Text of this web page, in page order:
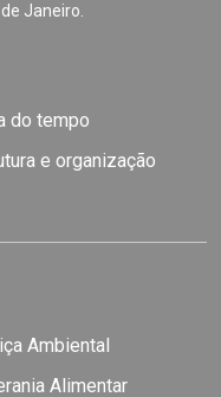
Janeiro.
do tempo
e organização
Ambiental
Alimentar